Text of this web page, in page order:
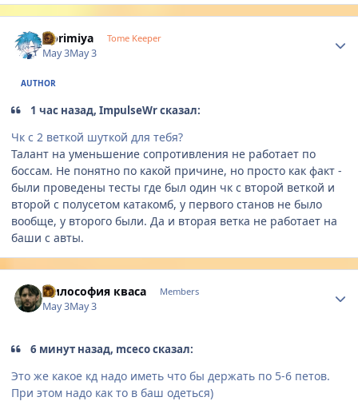
Horimiya Tome Keeper
May 3May 3
AUTHOR
1 час назад, ImpulseWr сказал:
Чк с 2 веткой шуткой для тебя?
Талант на уменьшение сопротивления не работает по
боссам. Не понятно по какой причине, но просто как факт -
были проведены тесты где был один чк с второй веткой и
второй с полусетом катакомб, у первого станов не было
вообще, у второго были. Да и вторая ветка не работает на
баши с авты.
Философия кваса Members
May 3May 3
6 минут назад, mceco сказал:
Это же какое кд надо иметь что бы держать по 5-6 петов.
При этом надо как то в баш одеться)